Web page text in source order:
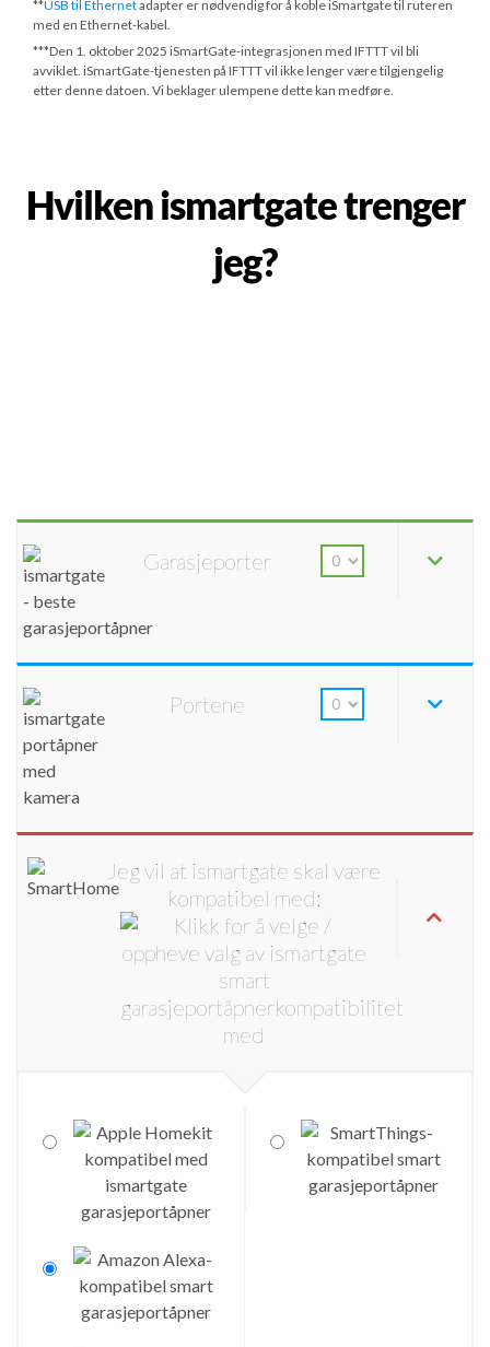
**USB til Ethernetadapter er nødvendig for å koble iSmartgate til ruteren
med en Ethernet-kabel.
***Den 1. oktober 2025 iSmartGate-integrasjonen med IFTTT vil bli
avviklet. iSmartGate-tjenesten på IFTTT vil ikke lenger være tilgjengelig
etter denne datoen. Vi beklager ulempene dette kan medføre.
Hvilken ismartgate trenger
jeg?
Garasjeporter
Portene
Jeg vil at ismartgate skal være
kompatibel med: